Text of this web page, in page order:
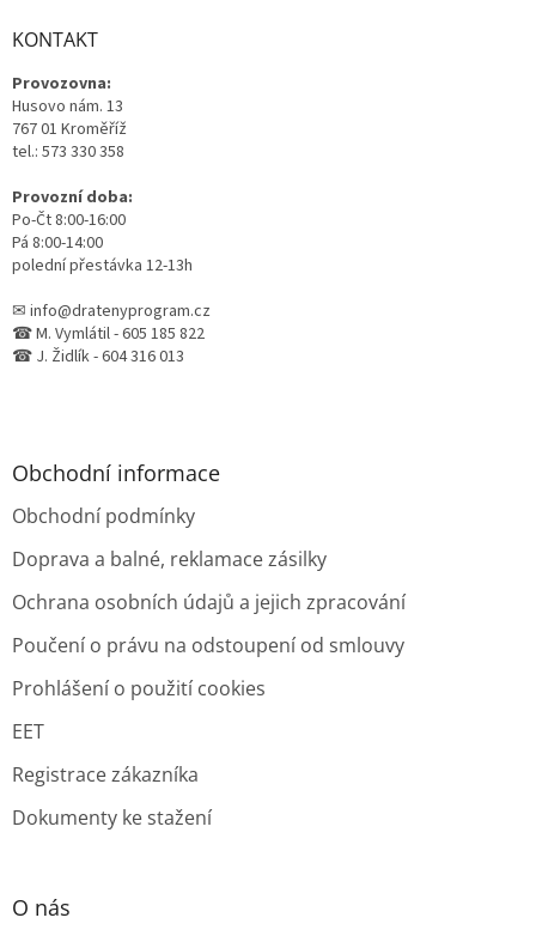
KONTAKT
Provozovna:
Husovo nám. 13
767 01 Kroměříž
tel.: 573 330 358
Provozní doba:
Po-Čt 8:00-16:00
Pá 8:00-14:00
polední přestávka 12-13h
✉ info@dratenyprogram.cz
☎ M. Vymlátil - 605 185 822
☎ J. Židlík - 604 316 013
Obchodní informace
Obchodní podmínky
Doprava a balné, reklamace zásilky
Ochrana osobních údajů a jejich zpracování
Poučení o právu na odstoupení od smlouvy
Prohlášení o použití cookies
EET
Registrace zákazníka
Dokumenty ke stažení
O nás